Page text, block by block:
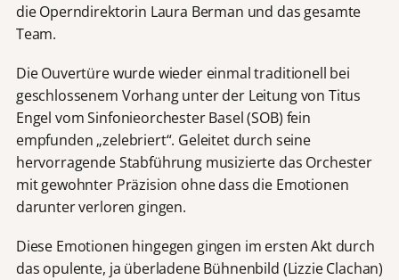
die Operndirektorin Laura Berman und das gesamte
Team.
Die Ouvertüre wurde wieder einmal traditionell bei
geschlossenem Vorhang unter der Leitung von Titus
Engel vom Sinfonieorchester Basel (SOB) fein
empfunden „zelebriert“. Geleitet durch seine
hervorragende Stabführung musizierte das Orchester
mit gewohnter Präzision ohne dass die Emotionen
darunter verloren gingen.
Diese Emotionen hingegen gingen im ersten Akt durch
das opulente, ja überladene Bühnenbild (Lizzie Clachan)